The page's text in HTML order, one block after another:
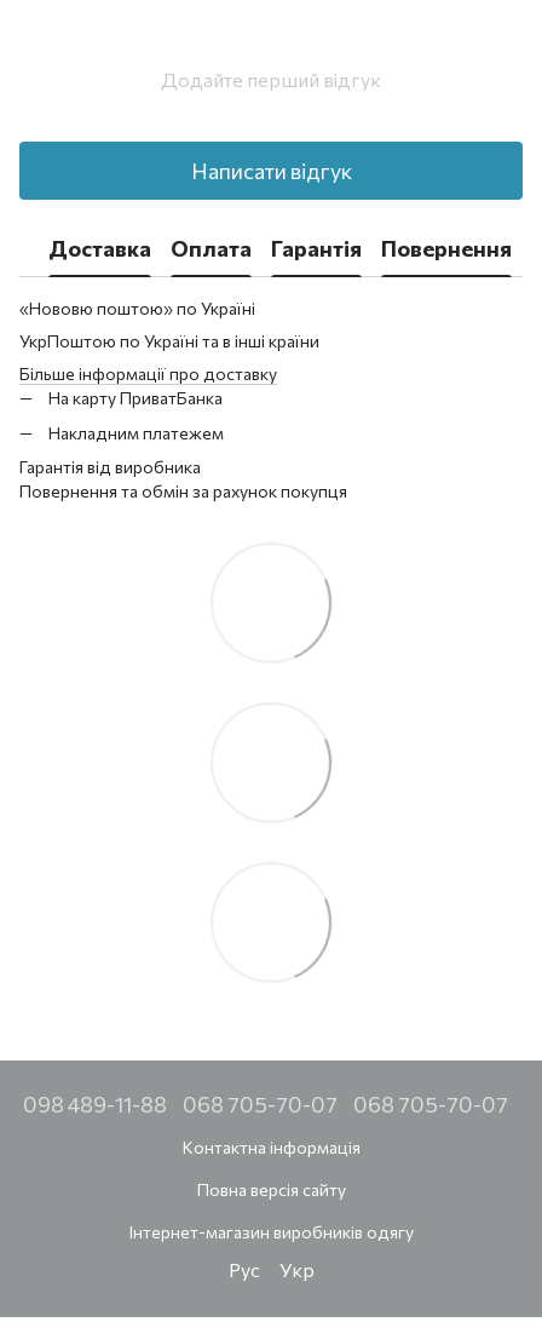
Додайте перший відгук
Написати відгук
Доставка Оплата Гарантія Повернення
«Нововю поштою» по Україні
УкрПоштою по Україні та в інші країни
Більше інформації про доставку
На карту ПриватБанка
Накладним платежем
Гарантія від виробника
Повернення та обмін за рахунок покупця
098 489-11-88 068 705-70-07 068 705-70-07
Контактна інформація
Повна версія сайту
Інтернет-магазин виробників одягу
Рус Укр